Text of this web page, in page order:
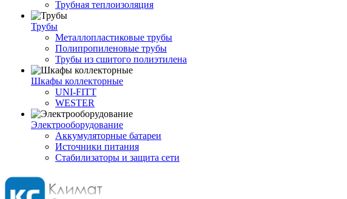
Трубная теплоизоляция
Трубы
Металлопластиковые трубы
Полипропиленовые трубы
Трубы из сшитого полиэтилена
Шкафы коллекторные
UNI-FITT
WESTER
Электрооборудование
Аккумуляторные батареи
Источники питания
Стабилизаторы и защита сети